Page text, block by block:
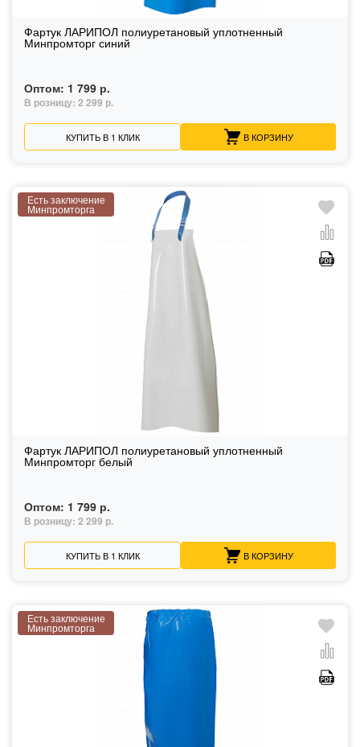
Фартук ЛАРИПОЛ полиуретановый уплотненный
Минпромторг синий
Оптом: 1 799 р.
В розницу: 2 299 р.
КУПИТЬ В 1 КЛИК В КОРЗИНУ
Есть заключение
Минпромторга
Фартук ЛАРИПОЛ полиуретановый уплотненный
Минпромторг белый
Оптом: 1 799 р.
В розницу: 2 299 р.
КУПИТЬ В 1 КЛИК В КОРЗИНУ
Есть заключение
Минпромторга